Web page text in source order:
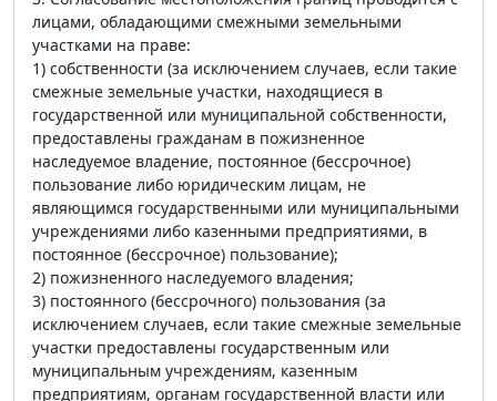
лицами, обладающими смежными земельными
участками на праве:
1) собственности (за исключением случаев, если такие
смежные земельные участки, находящиеся в
государственной или муниципальной собственности,
предоставлены гражданам в пожизненное
наследуемое владение, постоянное (бессрочное)
пользование либо юридическим лицам, не
являющимся государственными или муниципальными
учреждениями либо казенными предприятиями, в
постоянное (бессрочное) пользование);
2) пожизненного наследуемого владения;
3) постоянного (бессрочного) пользования (за
исключением случаев, если такие смежные земельные
участки предоставлены государственным или
муниципальным учреждениям, казенным
предприятиям, органам государственной власти или